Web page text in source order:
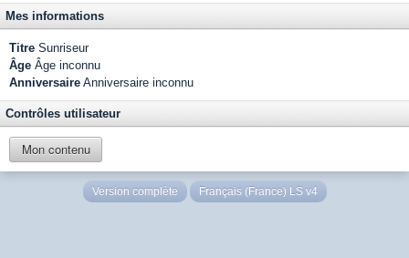
Mes informations
Titre Sunriseur
Âge Âge inconnu
Anniversaire Anniversaire inconnu
Contrôles utilisateur
Mon contenu
Version complète Français (France) LS v4